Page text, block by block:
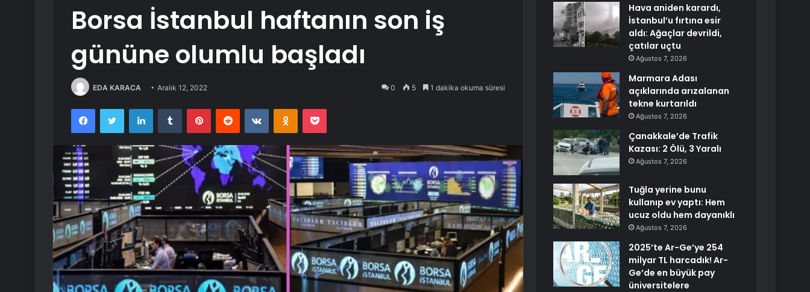
Borsa İstanbul haftanın son iş
gününe olumlu başladı
EDA KARACA Aralık 12, 2022 0 5 1 dakika okuma süresi
FacebookTwitter LinkedInTumblr PinterestReddit VKontakteOdnoklassniki
Pocket
Hava aniden karardı,
İstanbul’u fırtına esir
aldı: Ağaçlar devrildi,
çatılar uçtu
Ağustos 7, 2026
Marmara Adası
açıklarında arızalanan
tekne kurtarıldı
Ağustos 7, 2026
Çanakkale’de Trafik
Kazası: 2 Ölü, 3 Yaralı
Ağustos 7, 2026
Tuğla yerine bunu
kullanıp ev yaptı: Hem
ucuz oldu hem dayanıklı
Ağustos 7, 2026
2025’te Ar-Ge’ye 254
milyar TL harcadık! Ar-
Ge’de en büyük pay
üniversitelere